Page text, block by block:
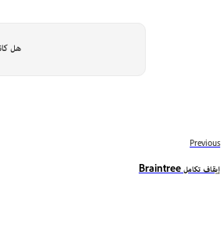
هل
Previous
إيقاف تكامل Braintree